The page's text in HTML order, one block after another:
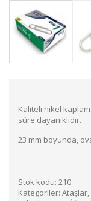
Kaliteli nikel
süre dayanıklıdır.
23 mm boyunda,
Stok kodu: 210
Kategoriler: